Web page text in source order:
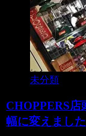
未分類
CHOPPERS店
幅に変えました